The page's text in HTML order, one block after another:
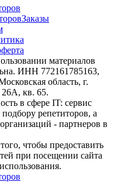
Заказы
материалов
ИНН 772161785163,
область, г.
кв. 65.
в сфере IT: сервис
репетиторов, а
- партнеров в
чтобы предоставить
при посещении сайта